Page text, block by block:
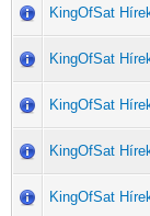
KingOfSat
KingOfSat
KingOfSat
KingOfSat
KingOfSat